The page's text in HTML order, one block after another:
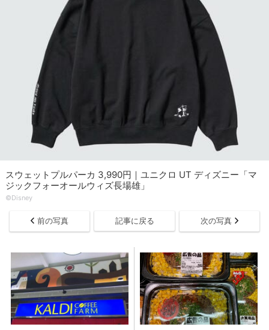
スウェットプルパーカ 3,990円｜ユニクロ UT ディズニー「マ
ジックフォーオールウィズ長場雄」
©Disney
前の写真 記事に戻る 次の写真